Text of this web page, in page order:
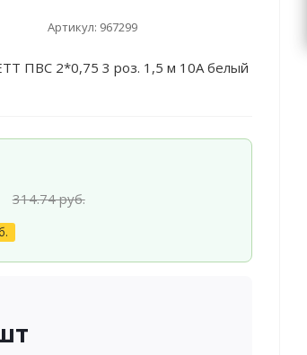
Артикул: 967299
ПВС 2*0,75 3 роз. 1,5 м 10А белый
314.74руб.